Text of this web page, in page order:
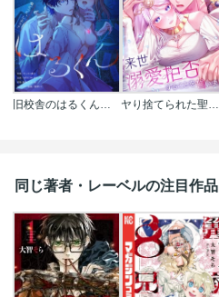
旧校舎のはるくん～二人きりの鬼ごっこ、しよう？ ヤり捨てられた聖女は、来世では溺愛拒否することを誓います【タテヨミ】【フルカラー】
同じ著者・レーベルの注目作品